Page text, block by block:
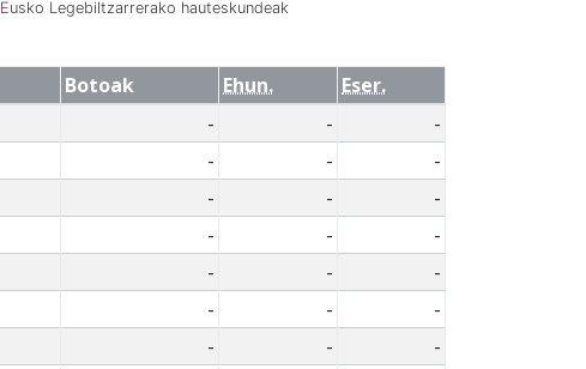
Eusko Legebiltzarrerako hauteskundeak
Botoak Ehun.
Eser.
- -
-
- -
-
- -
-
- -
-
- -
-
- -
-
- -
-